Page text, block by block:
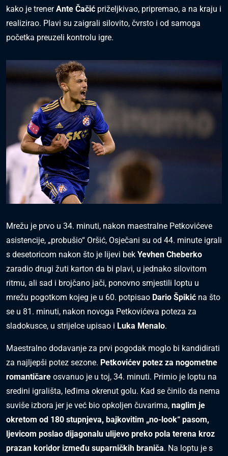
kako je trenerAnte Čačić priželjkivao, pripremao, a na kraju i
realizirao. Plavi su zaigrali silovito, čvrsto i od samoga
početka preuzeli kontrolu igre.
Mrežu je prvo u 34. minuti, nakon maestralne Petkovićeve
asistencije, „probušio“ Oršić, Osječani su od 44. minute igrali
s desetoricom nakon što je lijevi bek Yevhen Cheberko
zaradio drugi žuti karton da bi plavi, u jednako silovitom
ritmu, ali sad i brojčano jači, ponovno smjestili loptu u
mrežu pogotkom kojeg je u 60. potpisao Dario Špikić na što
se u 81. minuti, nakon novoga Petkovićeva poteza za
sladokusce, u strijelce upisao i Luka Menalo.
Maestralno dodavanje za prvi pogodak moglo bi kandidirati
za najljepši potez sezone. Petkovićev potez za nogometne
romantičare osvanuo je u toj, 34. minuti. Primio je loptu na
sredini igrališta, leđima okrenut golu. Kad se činilo da nema
suviše izbora jer je već bio opkoljen čuvarima, naglim je
okretom od 180 stupnjeva, bajkovitim „no-look“ pasom,
ljevicom poslao dijagonalu ulijevo preko pola terena kroz
prazan koridor između suparničkih braniča. Na loptu je s